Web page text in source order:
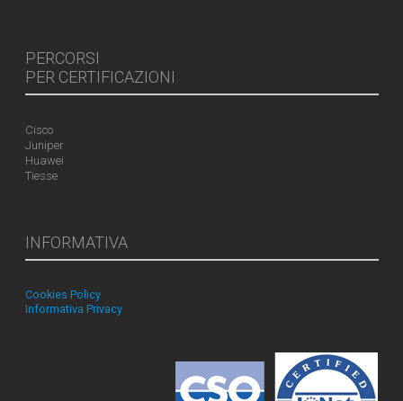
PERCORSI
PER CERTIFICAZIONI
Cisco
Juniper
Huawei
Tiesse
INFORMATIVA
Cookies Policy
Informativa Privacy